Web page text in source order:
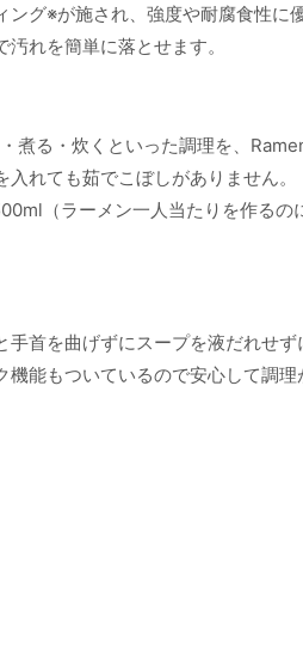
グ※が施され、強度や耐腐食性に
れを簡単に落とせます。
煮る・炊くといった調理を、
れても茹でこぼしがありません。
（ラーメン一人当たりを作る
首を曲げずにスープを液だれせず
能もついているので安心して調理